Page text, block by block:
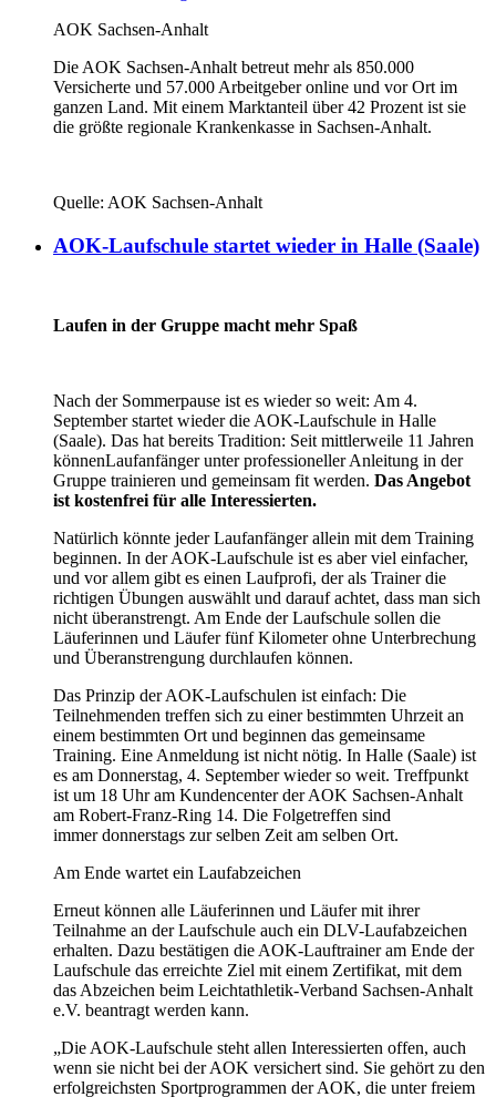
AOK Sachsen-Anhalt
Die AOK Sachsen-Anhalt betreut mehr als 850.000
Versicherte und 57.000 Arbeitgeber online und vor Ort im
ganzen Land. Mit einem Marktanteil über 42 Prozent ist sie
die größte regionale Krankenkasse in Sachsen-Anhalt.
Quelle: AOK Sachsen-Anhalt
AOK-Laufschule startet wieder in Halle (Saale)
Laufen in der Gruppe macht mehr Spaß
Nach der Sommerpause ist es wieder so weit: Am 4.
September startet wieder die AOK-Laufschule in Halle
(Saale). Das hat bereits Tradition: Seit mittlerweile 11 Jahren
könnenLaufanfänger unter professioneller Anleitung in der
Gruppe trainieren und gemeinsam fit werden. Das Angebot
ist kostenfrei für alle Interessierten.
Natürlich könnte jeder Laufanfänger allein mit dem Training
beginnen. In der AOK-Laufschule ist es aber viel einfacher,
und vor allem gibt es einen Laufprofi, der als Trainer die
richtigen Übungen auswählt und darauf achtet, dass man sich
nicht überanstrengt. Am Ende der Laufschule sollen die
Läuferinnen und Läufer fünf Kilometer ohne Unterbrechung
und Überanstrengung durchlaufen können.
Das Prinzip der AOK-Laufschulen ist einfach: Die
Teilnehmenden treffen sich zu einer bestimmten Uhrzeit an
einem bestimmten Ort und beginnen das gemeinsame
Training. Eine Anmeldung ist nicht nötig. In Halle (Saale) ist
es am Donnerstag, 4. September wieder so weit. Treffpunkt
ist um 18 Uhr am Kundencenter der AOK Sachsen-Anhalt
am Robert-Franz-Ring 14. Die Folgetreffen sind
immer donnerstags zur selben Zeit am selben Ort.
Am Ende wartet ein Laufabzeichen
Erneut können alle Läuferinnen und Läufer mit ihrer
Teilnahme an der Laufschule auch ein DLV-Laufabzeichen
erhalten. Dazu bestätigen die AOK-Lauftrainer am Ende der
Laufschule das erreichte Ziel mit einem Zertifikat, mit dem
das Abzeichen beim Leichtathletik-Verband Sachsen-Anhalt
e.V. beantragt werden kann.
„Die AOK-Laufschule steht allen Interessierten offen, auch
wenn sie nicht bei der AOK versichert sind. Sie gehört zu den
erfolgreichsten Sportprogrammen der AOK, die unter freiem